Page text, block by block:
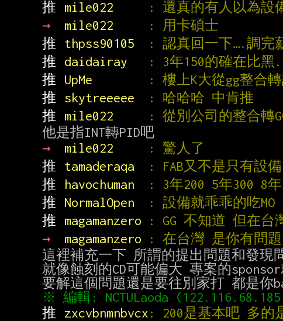
推 mile022
: 還真的有人以為設
→
mile022
: 用卡碩士
推
thpss90105
: 認真回一下….調完
推
daidairay
: 3年150的確在比
推
UpMe
: 樓上K大從gg整合轉
推
skytreeeee
: 哈哈哈 中肯推
推
mile022
: 從別公司的整合轉
→
mile022
: 驚人了
推
tamaderaqa
: FAB又不是只有設備
推
havochuman
: 3年200 5年300 8年
推
NormalOpen
: 設備就乖乖的吃MO
推
magamanzero
: GG 不知道 但在台
→
magamanzero
: 在台灣 是你有問題
這裡補充一下 所謂的提出問題和發現
就像蝕刻的CD可能偏大 專案的
推
zxcvbnmnbvcx: 200是基本吧 多的